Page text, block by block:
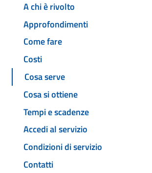
A chi è rivolto
Approfondimenti
Come fare
Costi
Cosa serve
Cosa si ottiene
Tempi e scadenze
Accedi al servizio
Condizioni di servizio
Contatti